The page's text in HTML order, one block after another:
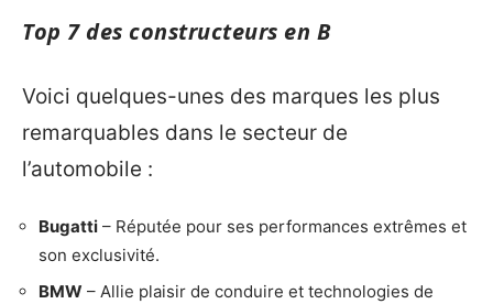
Top 7 des constructeurs en B
Voici quelques-unes des marques les plus
remarquables dans le secteur de
l’automobile :
Bugatti – Réputée pour ses performances extrêmes et
son exclusivité.
BMW – Allie plaisir de conduire et technologies de